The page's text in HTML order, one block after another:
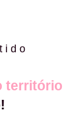
território